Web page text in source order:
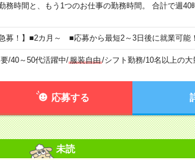
務時間と、もう1つのお仕事の勤務時間。 合計で週40
募！】■2カ月～ ■応募から最短2～3日後に就業可能！
/40～50代活躍中/服装自由/シフト勤務/10名以上の大
応募する
未読